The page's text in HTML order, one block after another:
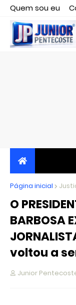
Quem sou eu
Editor
JORNALISMO
CRÍTICO
Página inicial
O
BARBOSA
voltou a
Junior